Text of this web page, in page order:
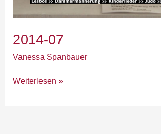
2014-07
Vanessa Spanbauer
Weiterlesen »